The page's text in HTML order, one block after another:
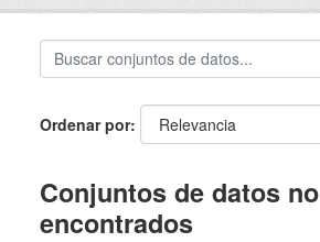
Ordenar por
Conjuntos de datos no
encontrados